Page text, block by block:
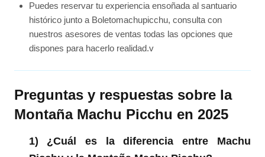
Puedes reservar tu experiencia ensoñada al santuario
histórico junto a Boletomachupicchu, consulta con
nuestros asesores de ventas todas las opciones que
dispones para hacerlo realidad.v
Preguntas y respuestas sobre la
Montaña Machu Picchu en 2025
1) ¿Cuál es la diferencia entre Machu